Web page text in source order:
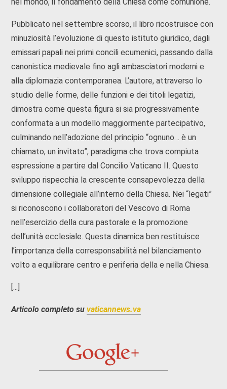
Pubblicato nel settembre scorso, il libro ricostruisce con
minuziosità l’evoluzione di questo istituto giuridico, dagli
emissari papali nei primi concili ecumenici, passando dalla
canonistica medievale fino agli ambasciatori moderni e
alla diplomazia contemporanea. L’autore, attraverso lo
studio delle forme, delle funzioni e dei titoli legatizi,
dimostra come questa figura si sia progressivamente
conformata a un modello maggiormente partecipativo,
culminando nell’adozione del principio “ognuno… è un
chiamato, un invitato”, paradigma che trova compiuta
espressione a partire dal Concilio Vaticano II. Questo
sviluppo rispecchia la crescente consapevolezza della
dimensione collegiale all’interno della Chiesa. Nei “legati”
si riconoscono i collaboratori del Vescovo di Roma
nell’esercizio della cura pastorale e la promozione
dell’unità ecclesiale. Questa dinamica ben restituisce
l’importanza della corresponsabilità nel bilanciamento
volto a equilibrare centro e periferia della e nella Chiesa.
[...]
Articolo completo suvaticannews.va